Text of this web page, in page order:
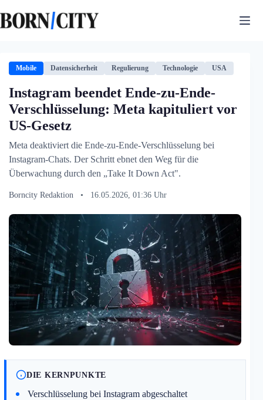
Inhalt
springen
Mobile Datensicherheit Regulierung Technologie USA
Instagram beendet Ende-zu-Ende-
Verschlüsselung: Meta kapituliert vor
US-Gesetz
Meta deaktiviert die Ende-zu-Ende-Verschlüsselung bei
Instagram-Chats. Der Schritt ebnet den Weg für die
Überwachung durch den „Take It Down Act".
Borncity Redaktion • 16.05.2026, 01:36 Uhr
DIE KERNPUNKTE
Verschlüsselung bei Instagram abgeschaltet